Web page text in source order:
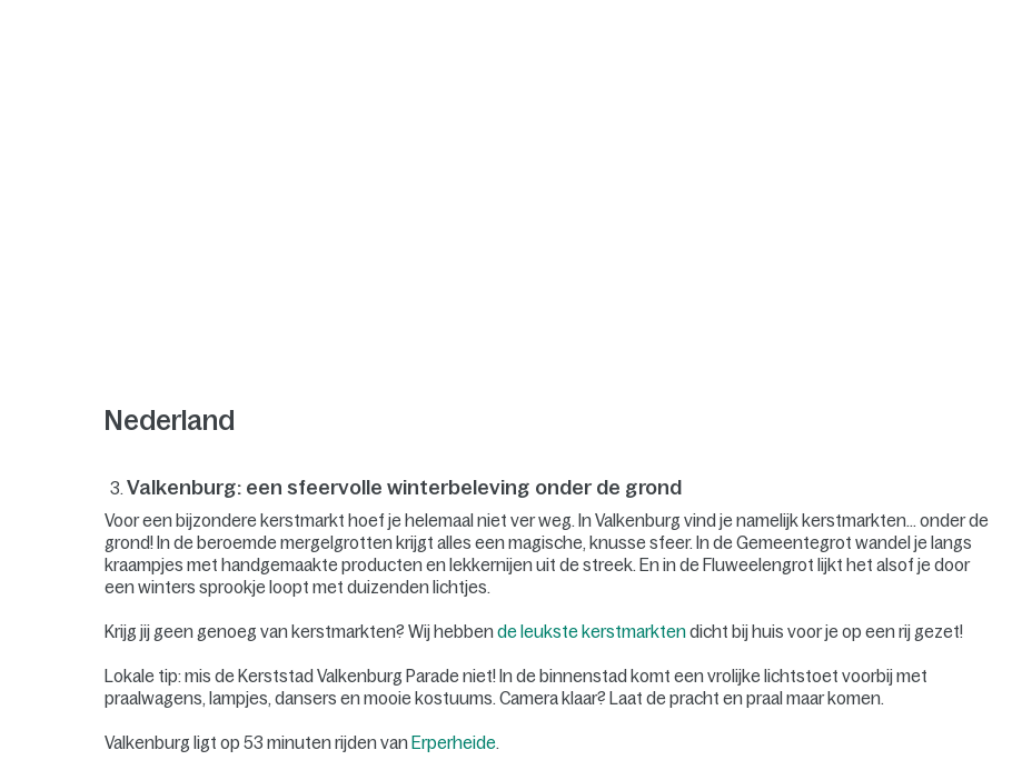
Nederland
Valkenburg: een sfeervolle winterbeleving onder de grond
Voor een bijzondere kerstmarkt hoef je helemaal niet ver weg. In Valkenburg vind je namelijk kerstmarkten… onder de
grond! In de beroemde mergelgrotten krijgt alles een magische, knusse sfeer. In de Gemeentegrot wandel je langs
kraampjes met handgemaakte producten en lekkernijen uit de streek. En in de Fluweelengrot lijkt het alsof je door
een winters sprookje loopt met duizenden lichtjes.
Krijg jij geen genoeg van kerstmarkten? Wij hebbende leukste kerstmarktendicht bij huis voor je op een rij gezet!
Lokale tip: mis de Kerststad Valkenburg Parade niet! In de binnenstad komt een vrolijke lichtstoet voorbij met
praalwagens, lampjes, dansers en mooie kostuums. Camera klaar? Laat de pracht en praal maar komen.
Valkenburg ligt op 53 minuten rijden van Erperheide.